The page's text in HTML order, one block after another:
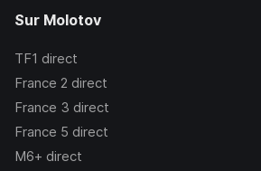
Sur Molotov
TF1 direct
France 2 direct
France 3 direct
France 5 direct
M6+ direct